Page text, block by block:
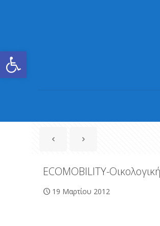
Ανοίξτε τη γραμμή εργαλείων
ECOMOBILITY-
19 Μαρτίου 2012